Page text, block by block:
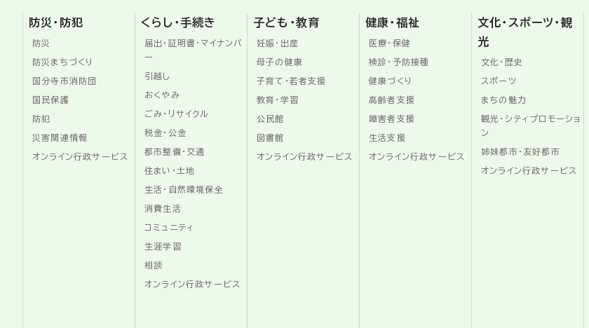
防災・防犯
防災
防災まちづくり
国分寺市消防団
国民保護
防犯
災害関連情報
オンライン行政サービス
くらし・手続き
届出・証明書・マイナンバ
ー
引越し
おくやみ
ごみ・リサイクル
税金・公金
都市整備・交通
住まい・土地
生活・自然環境保全
消費生活
コミュニティ
生涯学習
相談
オンライン行政サービス
子ども・教育
妊娠・出産
母子の健康
子育て・若者支援
教育・学習
公民館
図書館
オンライン行政サービス
健康・福祉
医療・保健
検診・予防接種
健康づくり
高齢者支援
障害者支援
生活支援
オンライン行政サービス
文化・スポーツ・観
光
文化・歴史
スポーツ
まちの魅力
観光・シティプロモーショ
ン
姉妹都市・友好都市
オンライン行政サービス